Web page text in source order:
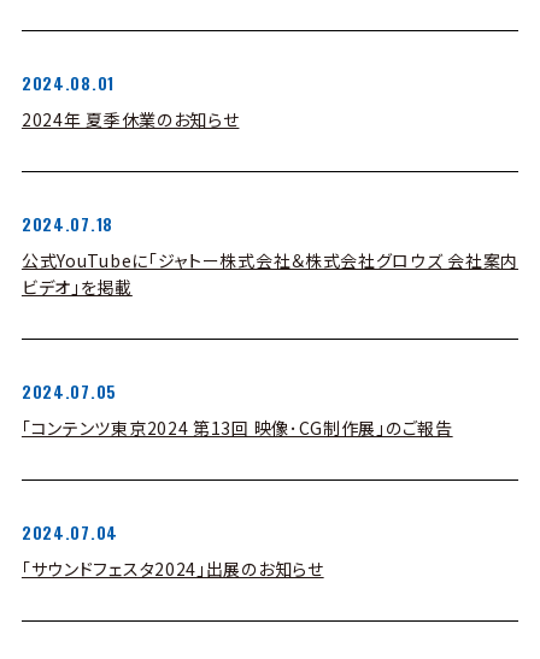
2024.08.01
2024年 夏季休業のお知らせ
2024.07.18
公式YouTubeに「ジャトー株式会社＆株式会社グロウズ 会社案内
ビデオ」を掲載
2024.07.05
「コンテンツ東京2024 第13回 映像･CG制作展」のご報告
2024.07.04
「サウンドフェスタ2024」出展のお知らせ